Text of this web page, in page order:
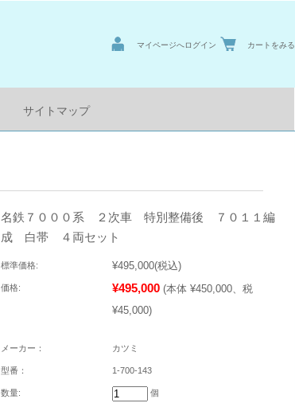
マイページへログイン カートをみる
サイトマップ
名鉄７０００系 ２次車 特別整備後 ７０１１編
成 白帯 ４両セット
標準価格: ¥495,000(税込)
価格: ¥495,000 (本体 ¥450,000、税
¥45,000)
メーカー： カツミ
型番： 1-700-143
数量: 個